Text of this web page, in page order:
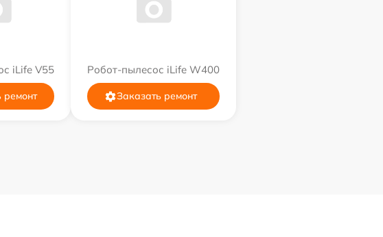
iLife V55
ремонт
Робот-пылесос iLife W400
Заказать ремонт